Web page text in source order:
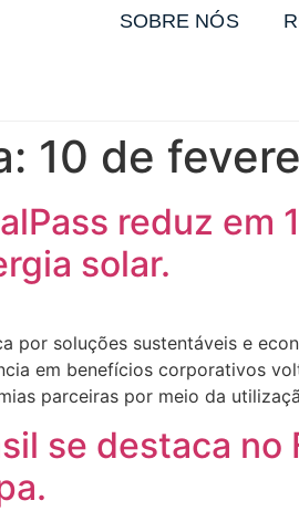
SOBRE NÓS
10 de
reduz em
solar.
por soluções sustentáveis e
em benefícios corporativos
parceiras por meio da
se destaca no